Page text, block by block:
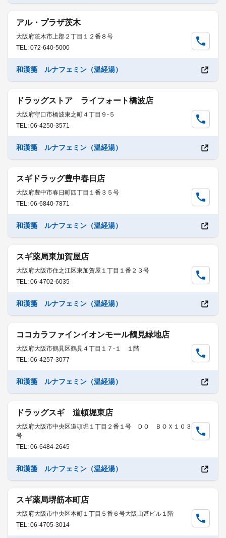
アル・プラザ茨木
大阪府茨木市上郡２丁目１２番８号
TEL: 072-640-5000
和漢箋 ルナフェミン（温経湯）
ドラッグストア ライフォート橋波店
大阪府守口市橋波東之町４丁目９-５
TEL: 06-4250-3571
和漢箋 ルナフェミン（温経湯）
スギドラッグ豊中春日店
大阪府豊中市春日町四丁目１番３５号
TEL: 06-6840-7871
和漢箋 ルナフェミン（温経湯）
スギ薬局東加賀屋店
大阪府大阪市住之江区東加賀屋１丁目１番２３号
TEL: 06-4702-6035
和漢箋 ルナフェミン（温経湯）
ココカラファインイオンモール鶴見緑地店
大阪府大阪市鶴見区鶴見４丁目１７-１ １階
TEL: 06-4257-3077
和漢箋 ルナフェミン（温経湯）
ドラッグスギ 道頓堀東店
大阪府大阪市中央区道頓堀１丁目２番１号 ＤＯ ＢＯＸ１０３
号
TEL: 06-6484-2645
和漢箋 ルナフェミン（温経湯）
スギ薬局堺筋本町店
大阪府大阪市中央区本町１丁目５番６号大阪山甚ビル１階
TEL: 06-4705-3014